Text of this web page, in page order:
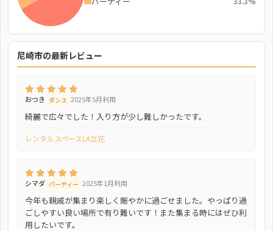
尼崎市の最新レビュー
おつき ダンス 2025年5月利用
綺麗で広々でした！入り方が少し難しかったです。
レンタルスペースLA立花
シマダ パーティー 2025年1月利用
今年も親戚が集まり楽しく賑やかに過ごせました。やっぱり過
ごしやすい良い場所で有り難いです！また集まる時にはぜひ利
用したいです。